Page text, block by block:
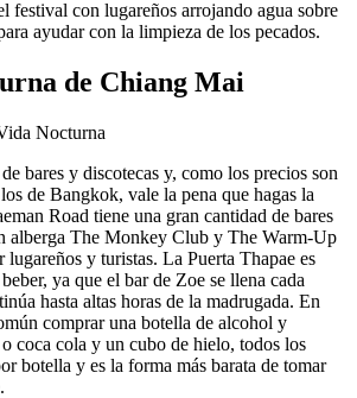
festival con lugareños arrojando agua sobre
ayudar con la limpieza de los pecados.
de Chiang Mai
bares y discotecas y, como los precios son
de Bangkok, vale la pena que hagas la
Road tiene una gran cantidad de bares
alberga The Monkey Club y The Warm-Up
lugareños y turistas. La Puerta Thapae es
ya que el bar de Zoe se llena cada
hasta altas horas de la madrugada. En
comprar una botella de alcohol y
o coca cola y un cubo de hielo, todos los
botella y es la forma más barata de tomar